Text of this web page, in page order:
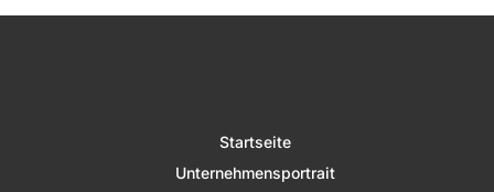
Startseite
Unternehmensportrait